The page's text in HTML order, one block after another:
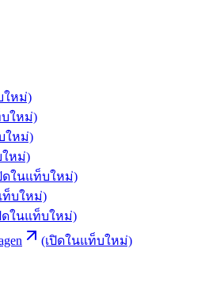
ใหม่)
บใหม่)
ใหม่)
ใหม่)
ดในแท็บใหม่)
ท็บใหม่)
ดในแท็บใหม่)
(เปิดในแท็บใหม่)